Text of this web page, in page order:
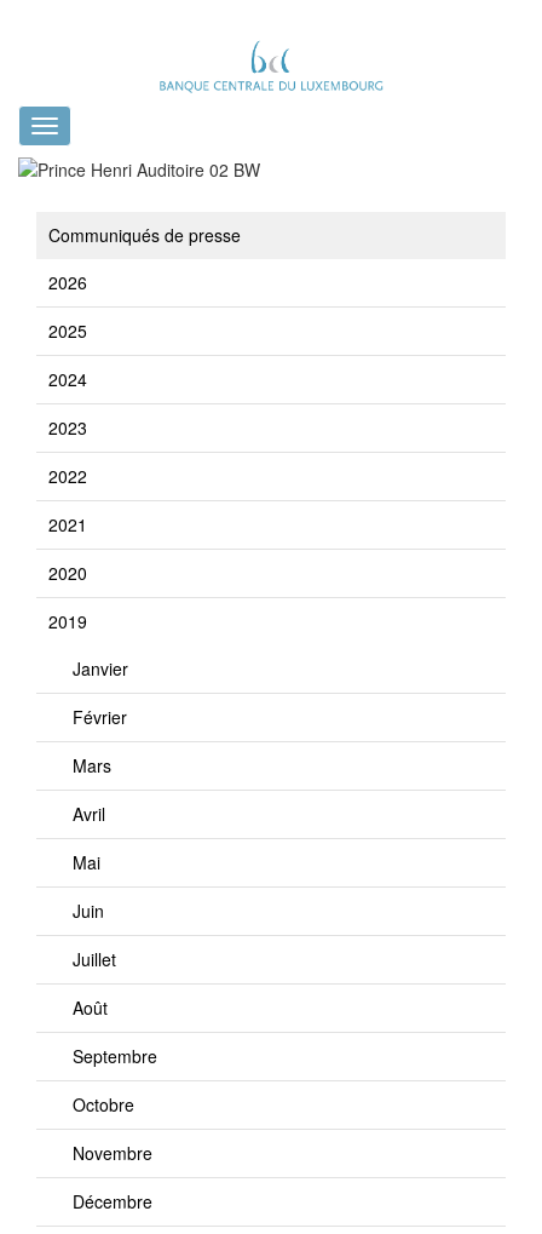
Toggle
navigation
Communiqués de presse
2026
2025
2024
2023
2022
2021
2020
2019
Janvier
Février
Mars
Avril
Mai
Juin
Juillet
Août
Septembre
Octobre
Novembre
Décembre